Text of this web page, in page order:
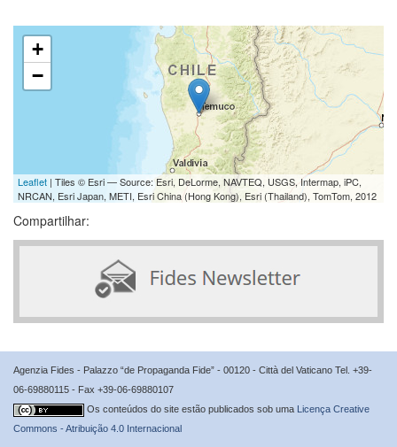
+
−
Leaflet | Tiles © Esri — Source: Esri, DeLorme, NAVTEQ, USGS, Intermap, iPC,
NRCAN, Esri Japan, METI, Esri China (Hong Kong), Esri (Thailand), TomTom, 2012
Compartilhar:
Agenzia Fides - Palazzo “de Propaganda Fide” - 00120 - Città del Vaticano Tel. +39-
06-69880115 - Fax +39-06-69880107
Os conteúdos do site estão publicados sob uma Licença Creative
Commons - Atribuição 4.0 Internacional